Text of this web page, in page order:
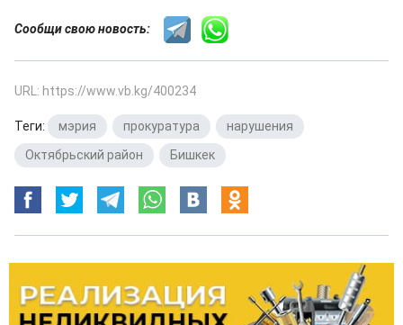
Сообщи свою новость:
URL: https://www.vb.kg/400234
Теги: мэрия прокуратура нарушения
Октябрьский район
Бишкек